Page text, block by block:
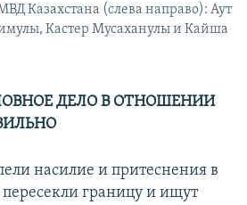
Казахстана (слева направо): Аут
Кастер Мусаханулы и Кайша
ДЕЛО В ОТНОШЕНИИ
насилие и притеснения в
границу и ищут